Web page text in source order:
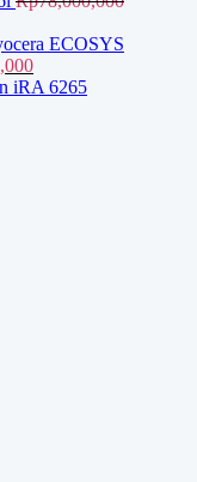
ECOSYS
Harga
saat
iRA 6265